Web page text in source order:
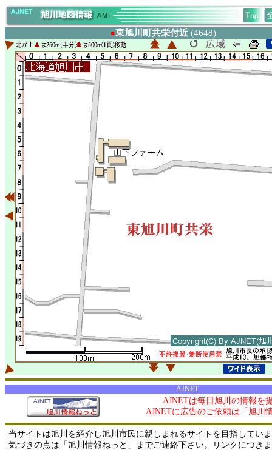
●東旭川町共栄付近(4648)
AJNET
AJNETは毎日旭川の情報を
AJNETに広告のご依頼は「旭川
当サイトは旭川を紹介し旭川市民に親しまれるサイトを目指してい
気づきの点は「旭川情報ねっと」までご連絡下さい。リンクにつき